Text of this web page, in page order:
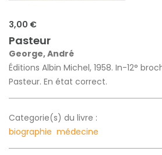
3,00 €
Pasteur
George, André
Éditions Albin Michel, 1958. In-12°
Pasteur. En état correct.
Categorie(s) du livre :
biographie médecine